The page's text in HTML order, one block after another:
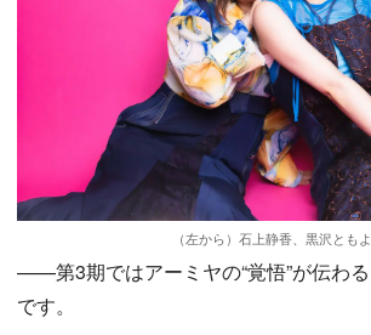
（左から）石上静香、黒沢ともよ
——第3期ではアーミヤの“覚悟”が伝わ
です。